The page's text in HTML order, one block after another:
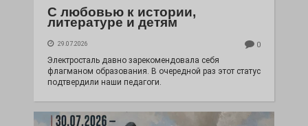
С любовью к истории,
литературе и детям
29.07.2026 0
Электросталь давно зарекомендовала себя
флагманом образования. В очередной раз этот статус
подтвердили наши педагоги.